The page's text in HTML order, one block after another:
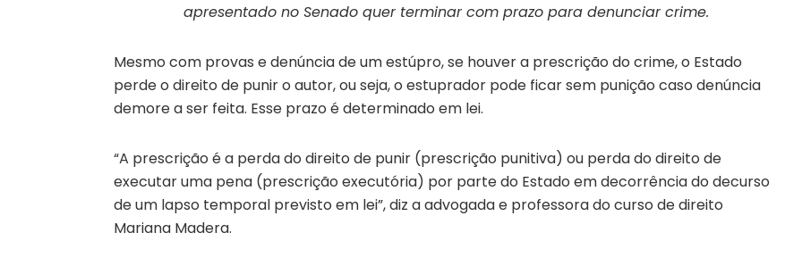
apresentado no Senado quer terminar com prazo para denunciar crime.
Mesmo com provas e denúncia de um estúpro, se houver a prescrição do crime, o Estado
perde o direito de punir o autor, ou seja, o estuprador pode ficar sem punição caso denúncia
demore a ser feita. Esse prazo é determinado em lei.
“A prescrição é a perda do direito de punir (prescrição punitiva) ou perda do direito de
executar uma pena (prescrição executória) por parte do Estado em decorrência do decurso
de um lapso temporal previsto em lei”, diz a advogada e professora do curso de direito
Mariana Madera.